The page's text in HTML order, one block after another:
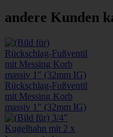
andere Kunden
Rückschlag-Fußventil
mit Messing Korb
massiv 1" (32mm IG)